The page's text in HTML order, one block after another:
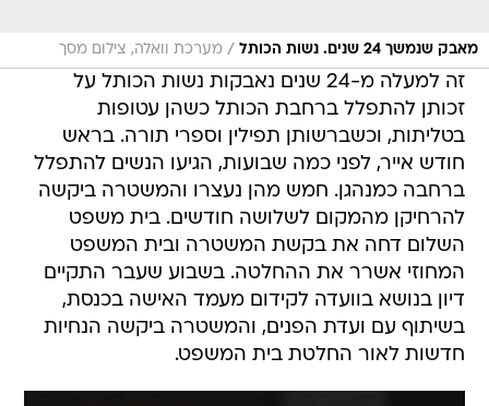
מאבק שנמשך 24 שנים. נשות הכותל / מערכת וואלה, צילום מסך
זה למעלה מ-24 שנים נאבקות נשות הכותל על
זכותן להתפלל ברחבת הכותל כשהן עטופות
בטליתות, וכשברשותן תפילין וספרי תורה. בראש
חודש אייר, לפני כמה שבועות, הגיעו הנשים להתפלל
ברחבה כמנהגן. חמש מהן נעצרו והמשטרה ביקשה
להרחיקן מהמקום לשלושה חודשים. בית משפט
השלום דחה את בקשת המשטרה ובית המשפט
המחוזי אשרר את ההחלטה. בשבוע שעבר התקיים
דיון בנושא בוועדה לקידום מעמד האישה בכנסת,
בשיתוף עם ועדת הפנים, והמשטרה ביקשה הנחיות
חדשות לאור החלטת בית המשפט.